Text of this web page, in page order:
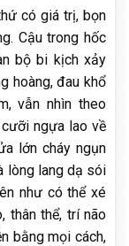
có giá trị, bọn
Cậu trong hốc
bộ bi kịch xảy
hoàng, đau khổ
vẫn nhìn theo
ngựa lao về
lớn cháy ngụn
lòng lang dạ sói
như có thể xé
thân thể, trí não
bằng mọi cách,